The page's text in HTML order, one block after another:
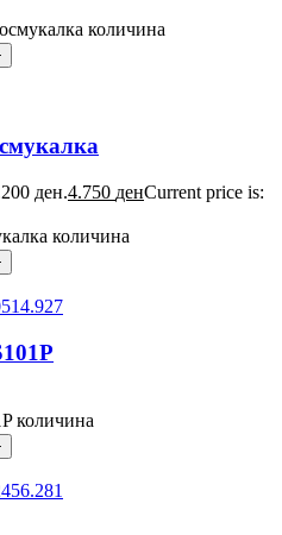
количина
ден.4.750 денCurrent price is:
количина
количина